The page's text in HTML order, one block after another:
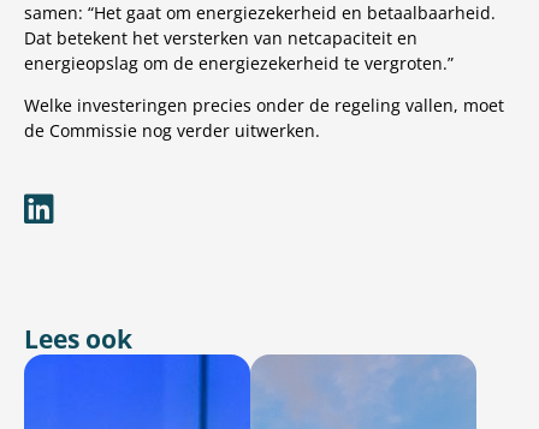
samen: “Het gaat om energiezekerheid en betaalbaarheid.
Dat betekent het versterken van netcapaciteit en
energieopslag om de energiezekerheid te vergroten.”
Welke investeringen precies onder de regeling vallen, moet
de Commissie nog verder uitwerken.
Lees ook